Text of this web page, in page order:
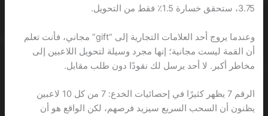
3.75، ستحقق خسارة 1.5٪ فقط من التحويل.
وعندما يروج أحد العلامات التجارية إلى “gift” مجاني، فأنت تعلم
أن القمة ليست مجانية؛ إنها مجرد وسيلة لتحويل اللاعبين إلى
مخاطر أكبر. لا أحد يرسل لك نقودًا دون طلب مقابل.
الرقم 7 يظهر كثيرًا في إحصائيات الخدع: 7 من كل 10 لاعبين
يظنون أن السحب السريع سيزيد فرصهم، لكن الواقع هو أن